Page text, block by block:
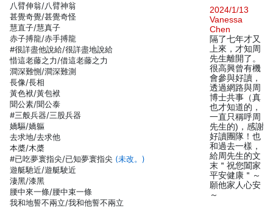
八臂伸翁/八臂神翁
甚覺奇覺/甚覺奇怪
慧直子/慧真子
赤子搏龍/赤手搏龍
#很詳盡他說給/很詳盡地說給
惜這老藤之力/借這老藤之力
澗深難惻/澗深難測
長像/長相
黃色袱/黃包袱
聞公素/聞公泰
#三般兵器/三股兵器
嬌驅/嬌軀
去求地/去求他
本槳/木槳
#已吃夢寰指尖/已知夢寰指尖 (未改。)
遊艇馳近/遊艇駛近
淒黑/漆黑
腰中來一條/腰中束一條
我和地誓不兩立/我和他誓不兩立
2024/1/13
Vanessa
Chen
隔了七年才又
上來，才知周
先生離開了。
很高興曾有機
會參與好讀，
透過網路與周
博士共事（真
也才知道的，
一直只稱呼周
先生的)，感謝
好讀團隊！也
和過去一樣，
給周先生的文
末＂祝您闔家
平安健康＂～
願他家人心安
～